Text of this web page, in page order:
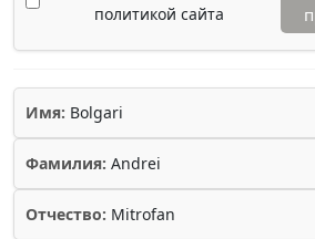
политикой сайта
Имя: Bolgari
Фамилия: Andrei
Отчество: Mitrofan